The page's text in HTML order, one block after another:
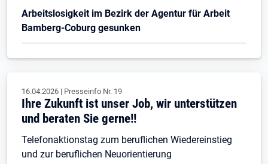
Arbeitslosigkeit im Bezirk der Agentur für Arbeit
Bamberg-Coburg gesunken
16.04.2026 | Presseinfo Nr. 19
Ihre Zukunft ist unser Job, wir unterstützen
und beraten Sie gerne!!
Telefonaktionstag zum beruflichen Wiedereinstieg
und zur beruflichen Neuorientierung